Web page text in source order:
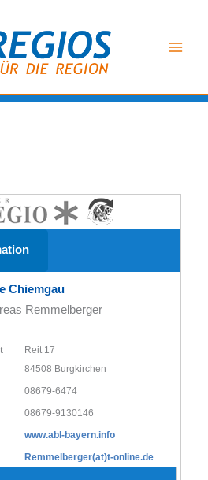
Chiemgau
Remmelberger
Reit 17
84508 Burgkirchen
08679-6474
08679-9130146
www.abl-bayern.info
Remmelberger(at)t-online.de